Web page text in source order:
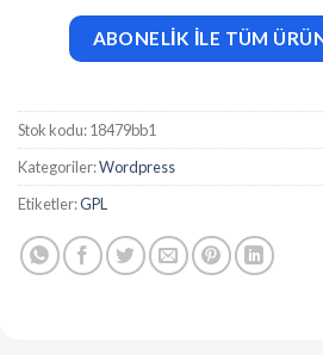
ABONELİK İLE TÜM
Stok kodu:18479bb1
Kategoriler:Wordpress
Etiketler:GPL